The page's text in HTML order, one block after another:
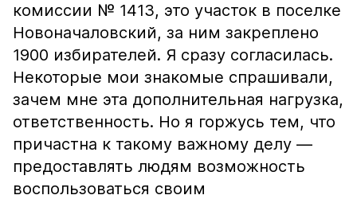
комиссии № 1413, это участок в поселке
Новоначаловский, за ним закреплено
1900 избирателей. Я сразу согласилась.
Некоторые мои знакомые спрашивали,
зачем мне эта дополнительная нагрузка,
ответственность. Но я горжусь тем, что
причастна к такому важному делу —
предоставлять людям возможность
воспользоваться своим